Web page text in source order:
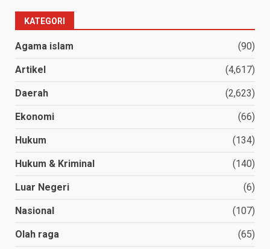
KATEGORI
Agama islam (90)
Artikel (4,617)
Daerah (2,623)
Ekonomi (66)
Hukum (134)
Hukum & Kriminal (140)
Luar Negeri (6)
Nasional (107)
Olah raga (65)